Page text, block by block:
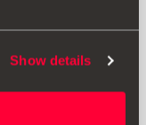
Show details